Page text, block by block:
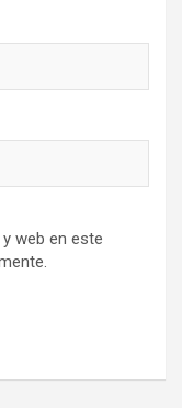
web en este